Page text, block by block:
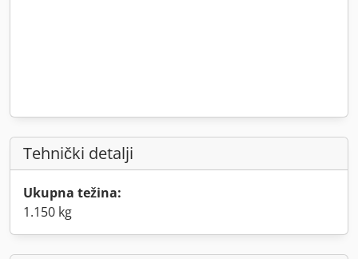
Tehnički detalji
Ukupna težina:
1.150 kg